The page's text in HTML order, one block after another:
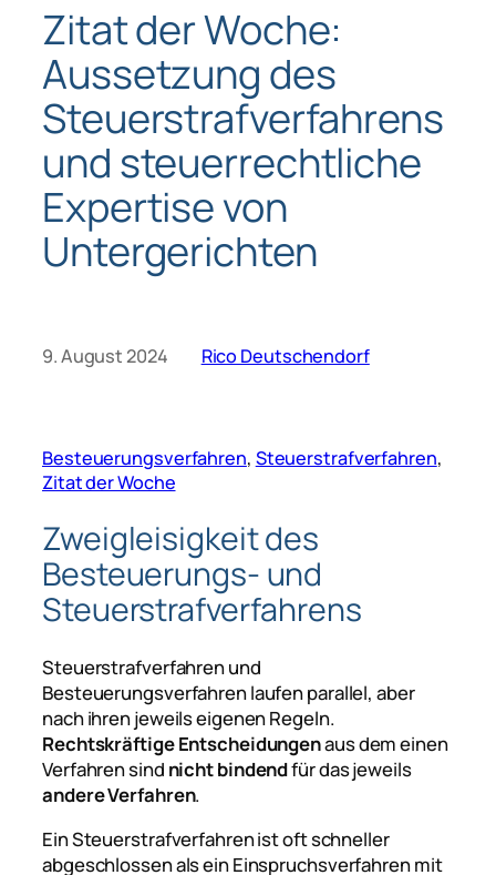
Zitat der Woche:
Aussetzung des
Steuerstrafverfahrens
und steuerrechtliche
Expertise von
Untergerichten
9. August 2024 Rico Deutschendorf
Besteuerungsverfahren, Steuerstrafverfahren
Zitat der Woche
Zweigleisigkeit des
Besteuerungs- und
Steuerstrafverfahrens
Steuerstrafverfahren und
Besteuerungsverfahren laufen parallel, aber
nach ihren jeweils eigenen Regeln.
Rechtskräftige Entscheidungenaus dem einen
Verfahren sind nicht bindendfür das jeweils
andere Verfahren.
Ein Steuerstrafverfahren ist oft schneller
abgeschlossen als ein Einspruchsverfahren mit